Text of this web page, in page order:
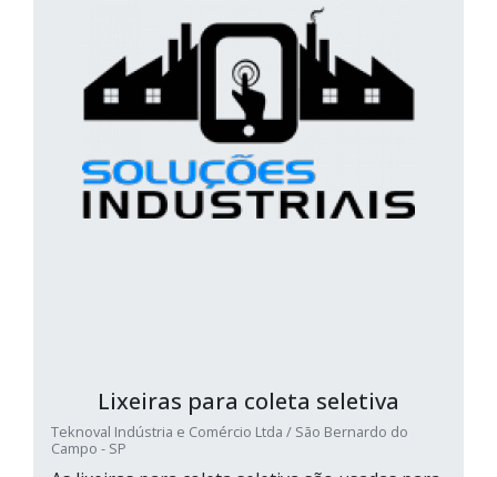
Lixeiras para coleta seletiva
Teknoval Indústria e Comércio Ltda / São Bernardo do
Campo - SP